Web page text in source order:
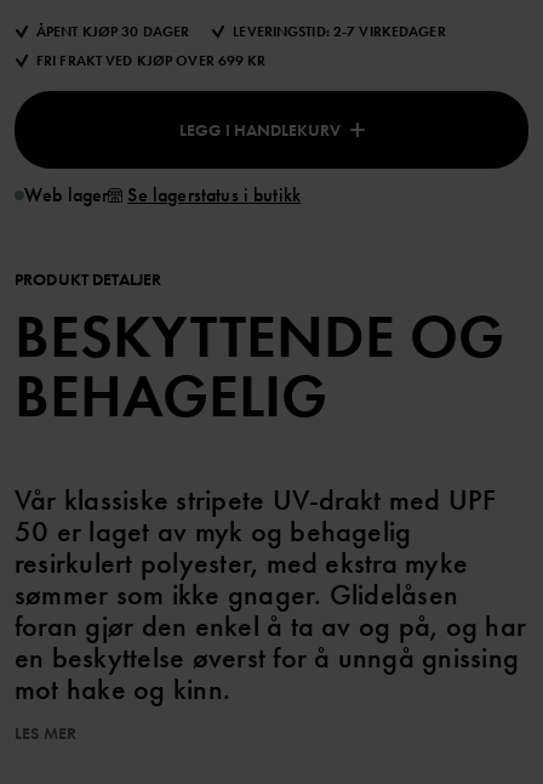
ÅPENT KJØP 30 DAGER
LEVERINGSTID: 2-7 VIRKEDAGER
FRI FRAKT VED KJØP OVER 699 KR
LEGG I HANDLEKURV
Web lager Se lagerstatus i butikk
PRODUKT DETALJER
BESKYTTENDE OG
BEHAGELIG
Vår klassiske stripete UV-drakt med UPF
50 er laget av myk og behagelig
resirkulert polyester, med ekstra myke
sømmer som ikke gnager. Glidelåsen
foran gjør den enkel å ta av og på, og har
en beskyttelse øverst for å unngå gnissing
mot hake og kinn.
LES MER